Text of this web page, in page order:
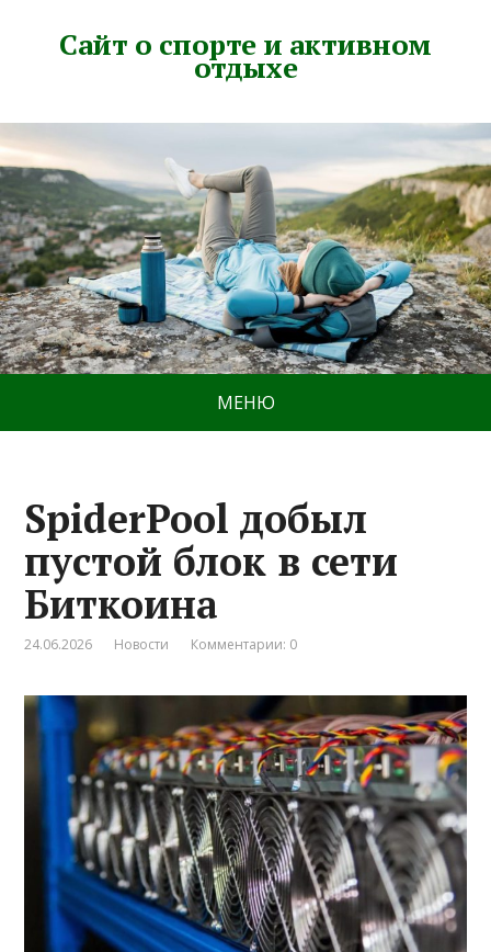
Сайт о спорте и активном
отдыхе
МЕНЮ
SpiderPool добыл
пустой блок в сети
Биткоина
24.06.2026 Новости Комментарии: 0